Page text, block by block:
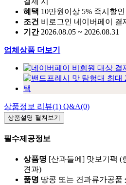
혜택 10만원이상 5% 즉시할
조건 비로그인 네이버페이 결
기간 2026.08.05 ~ 2026.08.31
업체상품 더보기
상품정보 리뷰(1) Q&A(0)
상품설명 펼쳐보기
필수제공정보
상품명 [산과들에] 맛보기팩 (
견과)
품명 땅콩 또는 견과류가공품